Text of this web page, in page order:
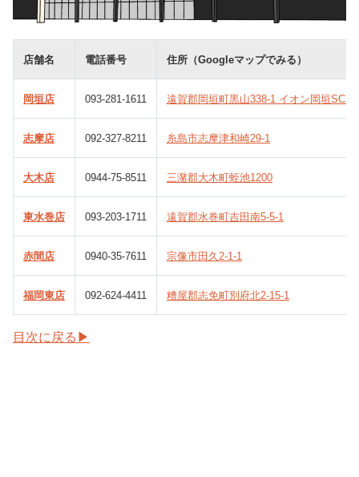
店舗名 電話番号 住所（Googleマップでみる）
岡垣店 093-281-1611 遠賀郡岡垣町黒山338-1 イオン岡垣SC内
志摩店 092-327-8211 糸島市志摩津和崎29-1
大木店 0944-75-8511 三潴郡大木町蛭池1200
東水巻店 093-203-1711 遠賀郡水巻町吉田南5-5-1
赤間店 0940-35-7611 宗像市田久2-1-1
福岡東店 092-624-4411 糟屋郡志免町別府北2-15-1
目次に戻る▶